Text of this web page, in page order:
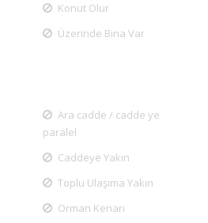
Konut Olur
Üzerinde Bina Var
Ara cadde / cadde ye
paralel
Caddeye Yakın
Toplu Ulaşıma Yakın
Orman Kenarı